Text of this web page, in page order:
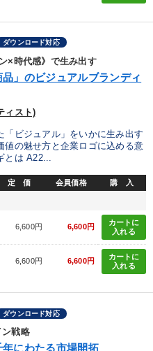
ダウンロード対応
×時代感》で生み出す
品」のビジュアルブランディ
ィスト)
ビジュアル」をいかに生み出す
値の魅せ方と企業ロゴに込める意
とは A22...
定 価 会員価格 購 入
6,600円 6,600円
カートに
入れる
6,600円 6,600円
カートに
入れる
ダウンロード対応
ン戦略
にわたる市場開拓